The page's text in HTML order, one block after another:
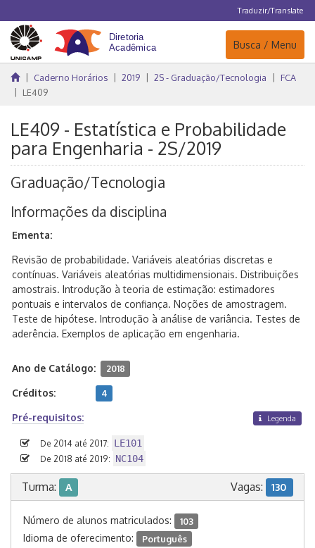
Traduzir/Translate
Navegação
Busca / Menu
Caderno Horários 2019 2S - Graduação/Tecnologia
FCA
LE409
LE409 - Estatística e Probabilidade
para Engenharia - 2S/2019
Graduação/Tecnologia
Informações da disciplina
Ementa:
Revisão de probabilidade. Variáveis aleatórias discretas e
contínuas. Variáveis aleatórias multidimensionais. Distribuições
amostrais. Introdução à teoria de estimação: estimadores
pontuais e intervalos de confiança. Noções de amostragem.
Teste de hipótese. Introdução à análise de variância. Testes de
aderência. Exemplos de aplicação em engenharia.
Ano de Catálogo: 2018
Créditos: 4
Pré-requisitos: Legenda
De 2014 até 2017: LE101
De 2018 até 2019: NC104
Turma: A Vagas: 130
Número de alunos matriculados: 103
Idioma de oferecimento: Português